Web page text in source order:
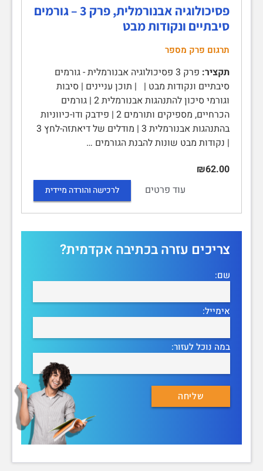
פסיכולוגיה אבנורמלית, פרק 3 – גורמים
סיבתיים ונקודות מבט
תרגום פרק מספר
תקציר:
פרק 3 פסיכולוגיה אבנורמלית - גורמים
סיבתיים ונקודות מבט | | תוכן עניינים | סיבות
וגורמי סיכון להתנהגות אבנורמלית 2 | גורמים
הכרחיים, מספיקים ותורמים 2 | פידבק ודו-כיווניות
בהתנהגות אבנורמלית 3 | מודלים של דיאתזה-לחץ 3
| נקודות מבט שונות להבנת הגורמים …
₪62.00
עוד פרטים
לרכישה והורדה מיידית
צריכים עזרה בכתיבה אקדמית?
שם:
אימייל:
במה נוכל לעזור: